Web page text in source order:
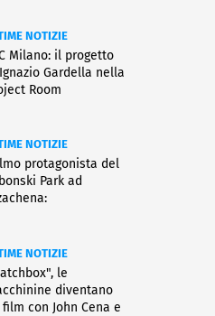
NOTIZIE
Milano: il progetto
Gardella nella
Room
NOTIZIE
protagonista del
Park ad
NOTIZIE
le
diventano
film con John Cena e